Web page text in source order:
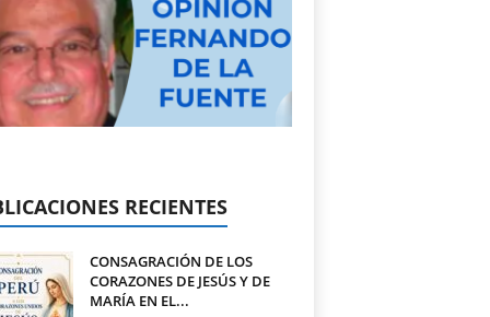
RECIENTES
CONSAGRACIÓN DE LOS
CORAZONES DE JESÚS Y DE
MARÍA EN EL...